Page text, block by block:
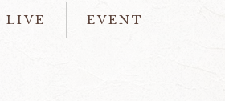
LIVE EVENT